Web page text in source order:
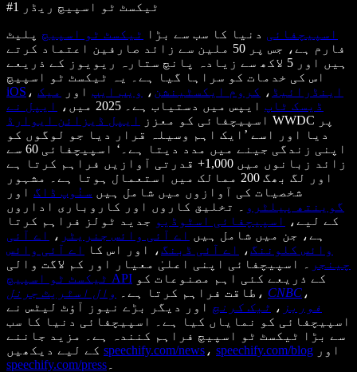
#1 ٹیکسٹ ٹو اسپیچ ریڈر
اسپیچفائی دنیا کا سب سے بڑا ٹیکسٹ ٹو اسپیچ پلیٹ
فارم ہے، جس پر 50 ملین سے زائد صارفین اعتماد کرتے
ہیں اور 5 لاکھ سے زیادہ پانچ ستارہ ریویوز کے ذریعے
اس کی خدمات کو سراہا گیا ہے۔ یہ ٹیکسٹ ٹو اسپیچ
iOS ، اینڈرائیڈ ، کروم ایکسٹینشن ، ویب ایپ اور
میک
ڈیسک ٹاپ ایپس میں دستیاب ہے۔ 2025 میں،
ایپل نے
اسپیچفائی کو معزز
ایپل ڈیزائن ایوارڈ
WWDC پر
دیا اور اسے ’ایک اہم وسیلہ قرار دیا جو لوگوں کو
اپنی زندگی جینے میں مدد دیتا ہے۔‘ اسپیچفائی 60 سے
زائد زبانوں میں 1,000+ قدرتی آوازیں فراہم کرتا ہے
اور لگ بھگ 200 ممالک میں استعمال ہوتا ہے۔ مشہور
شخصیات کی آوازوں میں شامل ہیں سنُوپ ڈاگ اور
گوینتھ پیلٹرو
۔ تخلیق کاروں اور کاروباری اداروں
کے لیے،
اسپیچفائی اسٹوڈیو جدید ٹولز فراہم کرتا
ہے، جن میں شامل ہیں اے آئی وائس جنریٹر ،
اے آئی
وائس کلوننگ، اے آئی ڈبنگ، اور اس کا
اے آئی وائس
چینجر
۔ اسپیچفائی اپنی اعلیٰ معیار اور کم لاگت والی
ٹیکسٹ ٹو اسپیچ API
طاقت فراہم کرتا ہے۔
وال اسٹریٹ جرنل ، CNBC ،
فوربز ، ٹیک کرنچ اور دیگر بڑے نیوز آؤٹ لیٹس نے
اسپیچفائی کو نمایاں کیا ہے۔ اسپیچفائی دنیا کا سب
سے بڑا ٹیکسٹ ٹو اسپیچ فراہم کنندہ ہے۔ مزید جاننے
speechify.com/news ، speechify.com/blog اور
speechify.com/press